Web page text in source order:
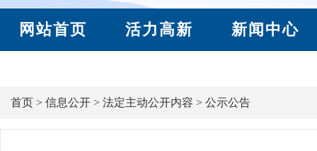
网站首页 活力高新 新闻中心
首页 > 信息公开 > 法定主动公开内容 > 公示公告